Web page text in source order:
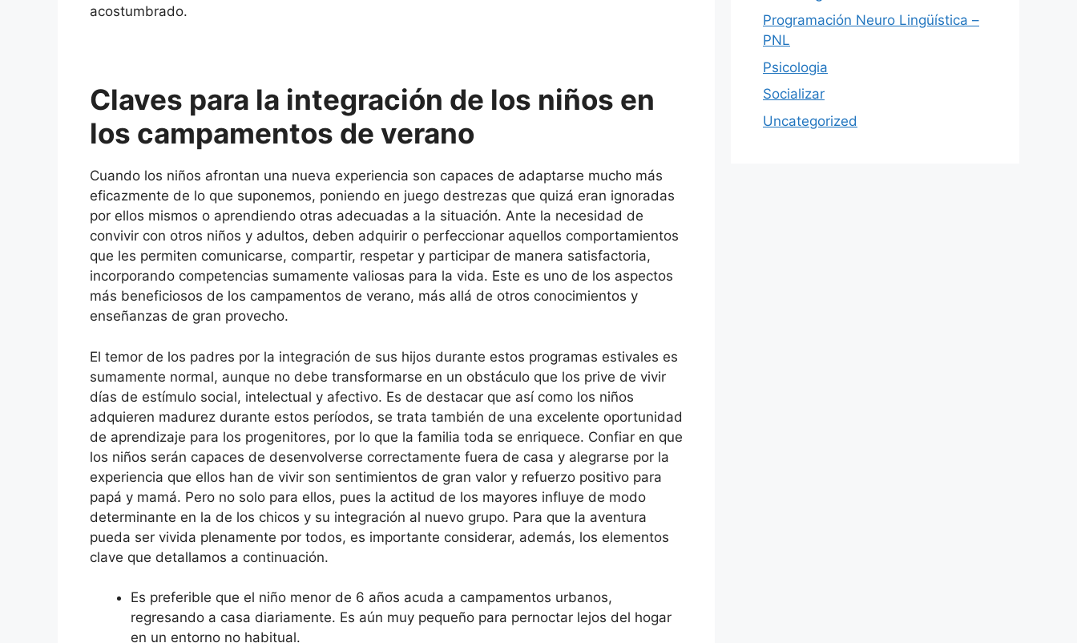
acostumbrado.
Claves para la integración de los niños en
los campamentos de verano
Cuando los niños afrontan una nueva experiencia son capaces de adaptarse mucho más
eficazmente de lo que suponemos, poniendo en juego destrezas que quizá eran ignoradas
por ellos mismos o aprendiendo otras adecuadas a la situación. Ante la necesidad de
convivir con otros niños y adultos, deben adquirir o perfeccionar aquellos comportamientos
que les permiten comunicarse, compartir, respetar y participar de manera satisfactoria,
incorporando competencias sumamente valiosas para la vida. Este es uno de los aspectos
más beneficiosos de los campamentos de verano, más allá de otros conocimientos y
enseñanzas de gran provecho.
El temor de los padres por la integración de sus hijos durante estos programas estivales es
sumamente normal, aunque no debe transformarse en un obstáculo que los prive de vivir
días de estímulo social, intelectual y afectivo. Es de destacar que así como los niños
adquieren madurez durante estos períodos, se trata también de una excelente oportunidad
de aprendizaje para los progenitores, por lo que la familia toda se enriquece. Confiar en que
los niños serán capaces de desenvolverse correctamente fuera de casa y alegrarse por la
experiencia que ellos han de vivir son sentimientos de gran valor y refuerzo positivo para
papá y mamá. Pero no solo para ellos, pues la actitud de los mayores influye de modo
determinante en la de los chicos y su integración al nuevo grupo. Para que la aventura
pueda ser vivida plenamente por todos, es importante considerar, además, los elementos
clave que detallamos a continuación.
Es preferible que el niño menor de 6 años acuda a campamentos urbanos,
regresando a casa diariamente. Es aún muy pequeño para pernoctar lejos del hogar
en un entorno no habitual.
Programación Neuro Lingüística –
PNL
Psicologia
Socializar
Uncategorized